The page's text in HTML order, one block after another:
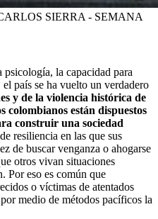
SIERRA - SEMANA
la capacidad para
país se ha vuelto un verdadero
y de la violencia histórica de
colombianos están dispuestos
construir una sociedad
resiliencia en las que sus
de buscar venganza o ahogarse
otros vivan situaciones
Por eso es común que
o víctimas de atentados
medio de métodos pacíficos la